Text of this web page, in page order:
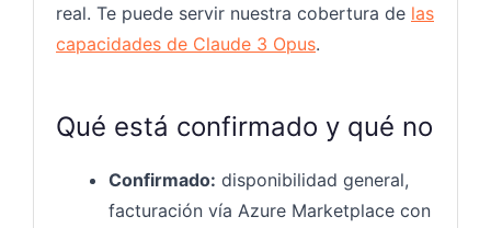
real. Te puede servir nuestra cobertura de las
capacidades de Claude 3 Opus.
Qué está confirmado y qué no
Confirmado: disponibilidad general,
facturación vía Azure Marketplace con